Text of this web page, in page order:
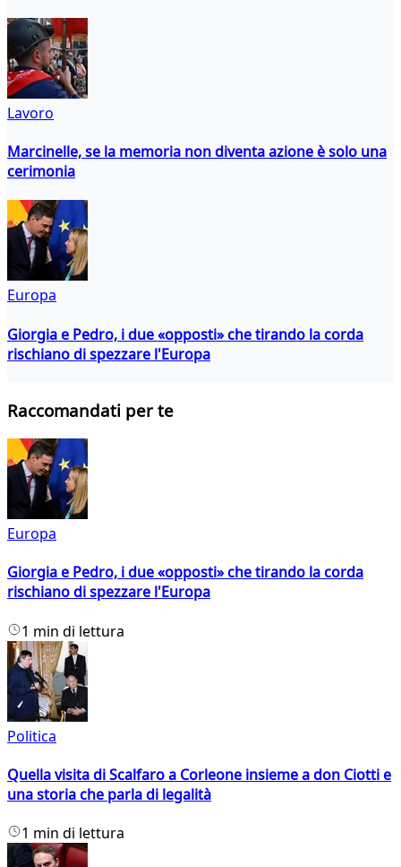
Lavoro
Marcinelle, se la memoria non diventa azione è solo una
cerimonia
Europa
Giorgia e Pedro, i due «opposti» che tirando la corda
rischiano di spezzare l'Europa
Raccomandati per te
Europa
Giorgia e Pedro, i due «opposti» che tirando la corda
rischiano di spezzare l'Europa
1 min di lettura
Politica
Quella visita di Scalfaro a Corleone insieme a don Ciotti e
una storia che parla di legalità
1 min di lettura